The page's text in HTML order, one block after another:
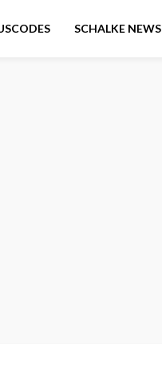
SCHALKE NEWS